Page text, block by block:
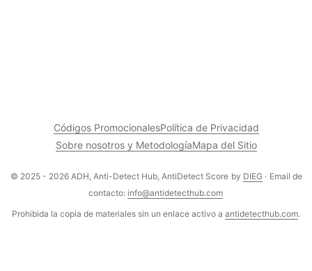
Códigos PromocionalesPolítica de Privacidad
Sobre nosotros y MetodologíaMapa del Sitio
© 2025 - 2026 ADH, Anti-Detect Hub, AntiDetect Score by DIEG · Email de
contacto: info@antidetecthub.com
Prohibida la copia de materiales sin un enlace activo a antidetecthub.com.